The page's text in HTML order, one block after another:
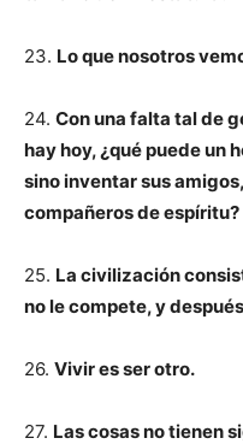
23. Lo que nosotros
24. Con una falta tal de
hay hoy, ¿qué puede un
sino inventar sus
compañeros de espíritu?
25. La civilización
no le compete, y
26. Vivir es ser otro.
27. Las cosas no tienen